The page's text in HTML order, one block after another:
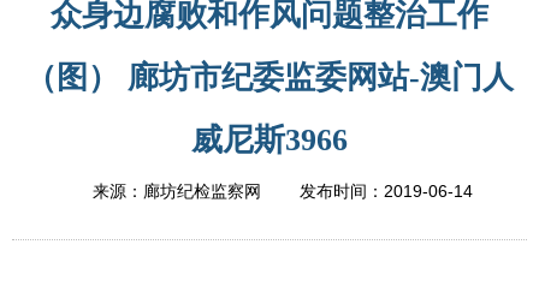
众身边腐败和作风问题整治工作
（图） 廊坊市纪委监委网站-澳门人
威尼斯3966
来源：廊坊纪检监察网 发布时间： 2019-06-14